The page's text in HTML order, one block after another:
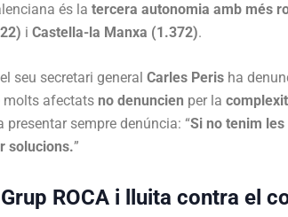
és la tercera autonomia amb més
i Castella-la Manxa (1.372).
seu secretari general Carles Peris ha
molts afectats no denuncien per la
presentar sempre denúncia: “Si no tenim
solucions.”
ROCA i lluita contra el